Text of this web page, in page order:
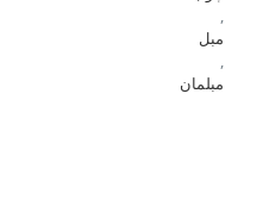
,
مبل
,
مبلمان